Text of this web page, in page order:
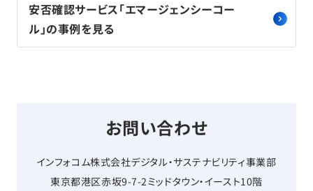
安否確認サービス「エマージェンシーコー
ル」の事例を見る
お問い合わせ
インフォコム株式会社デジタル・サステナビリティ事業部
東京都港区赤坂9-7-2ミッドタウン・イースト10階